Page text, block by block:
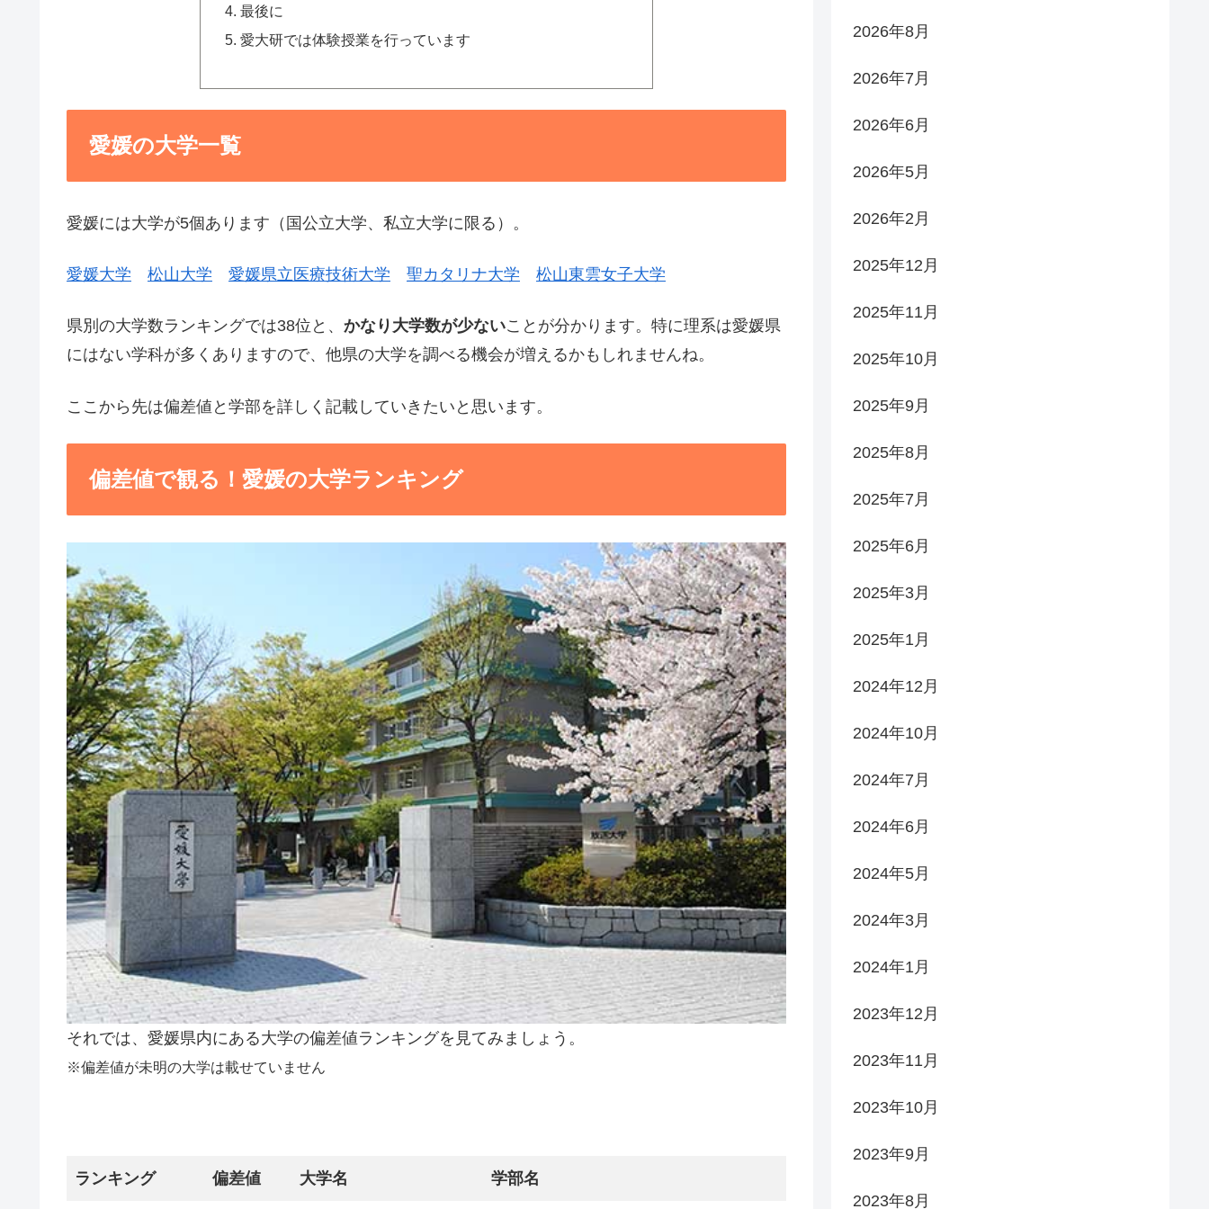
最後に
愛大研では体験授業を行っています
愛媛の大学一覧
愛媛には大学が5個あります（国公立大学、私立大学に限る）。
愛媛大学 松山大学 愛媛県立医療技術大学 聖カタリナ大学 松山東雲女子大学
県別の大学数ランキングでは38位と、 かなり大学数が少ないことが分かります。特に理系は愛媛県
にはない学科が多くありますので、他県の大学を調べる機会が増えるかもしれませんね。
ここから先は偏差値と学部を詳しく記載していきたいと思います。
偏差値で観る！愛媛の大学ランキング
それでは、愛媛県内にある大学の偏差値ランキングを見てみましょう。
※偏差値が未明の大学は載せていません
ランキング 偏差値 大学名 学部名
2026年8月
2026年7月
2026年6月
2026年5月
2026年2月
2025年12月
2025年11月
2025年10月
2025年9月
2025年8月
2025年7月
2025年6月
2025年3月
2025年1月
2024年12月
2024年10月
2024年7月
2024年6月
2024年5月
2024年3月
2024年1月
2023年12月
2023年11月
2023年10月
2023年9月
2023年8月